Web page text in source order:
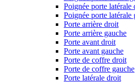
Poignée porte latérale
Poignée porte latérale
Porte arrière droit
Porte arrière gauche
Porte avant droit
Porte avant gauche
Porte de coffre droit
Porte de coffre gauche
Porte latérale droit